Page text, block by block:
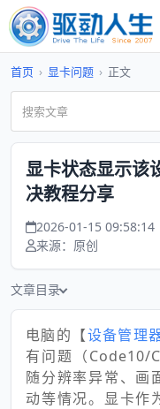
首页 › 显卡问题 › 正文
显卡状态显示该
决教程分享
2026-01-15 09:58:14
来源：原创
文章目录
电脑的【设备管理
有问题（Code10/
随分辨率异常、画
动等情况。显卡作